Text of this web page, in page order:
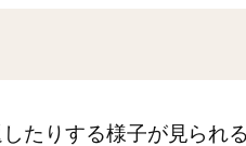
たりする様子が見られ